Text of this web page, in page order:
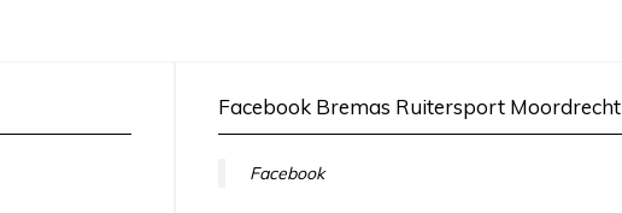
Facebook Bremas Ruitersport Moordrecht
Facebook